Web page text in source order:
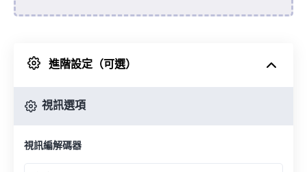
來自 Google 雲端硬碟
進階設定（可選）
視訊選項
視訊編解碼器